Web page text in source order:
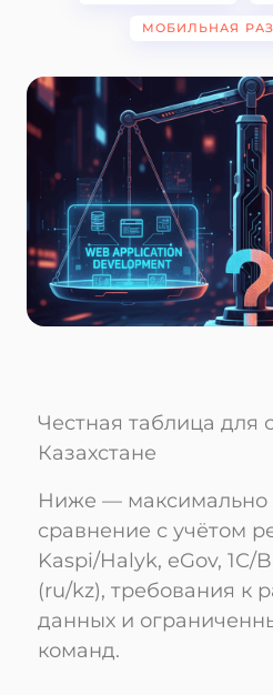
МОБИЛЬНАЯ
Честная таблица для
Казахстане
Ниже — максимально
сравнение с учётом
Kaspi/Halyk, eGov, 1С/
(ru/kz), требования к
данных и
команд.